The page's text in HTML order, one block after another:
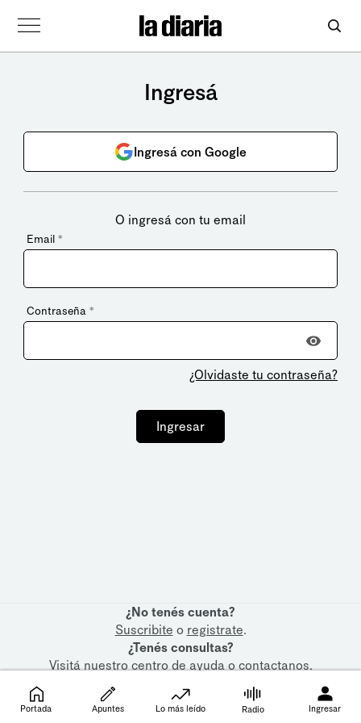
Ingresá
Ingresá con Google
O ingresá con tu email
Email *
Contraseña *
¿Olvidaste tu contraseña?
Ingresar
¿No tenés cuenta?
Suscribite o registrate.
¿Tenés consultas?
Visitá nuestrocentro de ayudaocontactanos.
Portada Apuntes Lo más leído Radio Ingresar